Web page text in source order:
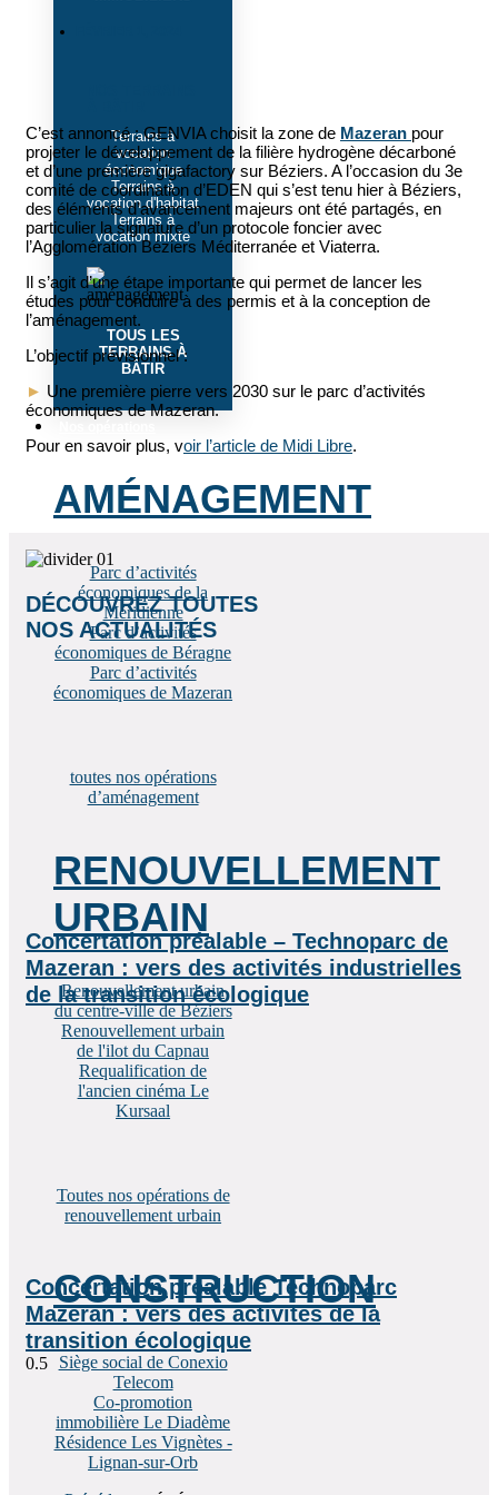
Terrains à
vocation
économique
Terrains à
vocation d'habitat
Terrains à
vocation mixte
TOUS LES
TERRAINS À
BÂTIR
AMÉNAGEMENT
Parc d’activités
économiques de la
Méridienne
Parc d’activités
économiques de Béragne
Parc d’activités
économiques de Mazeran
toutes nos opérations
d’aménagement
RENOUVELLEMENT
URBAIN
Renouvellement urbain
du centre-ville de Béziers
Renouvellement urbain
de l'ilot du Capnau
Requalification de
l'ancien cinéma Le
Kursaal
Toutes nos opérations de
renouvellement urbain
CONSTRUCTION
Siège social de Conexio
Telecom
Co-promotion
immobilière Le Diadème
Résidence Les Vignètes -
Lignan-sur-Orb
C’est annoncé : GENVIA choisit la zone de Mazeran pour
projeter le développement de la filière hydrogène décarboné
et d’une première gigafactory sur Béziers. A l’occasion du 3e
comité de coordination d’EDEN qui s’est tenu hier à Béziers,
des éléments d’avancement majeurs ont été partagés, en
particulier la signature d’un protocole foncier avec
l’Agglomération Béziers Méditerranée et Viaterra.
Il s’agit d’une étape importante qui permet de lancer les
études pour conduire à des permis et à la conception de
l’aménagement.
L’objectif prévisionnel :
► Une première pierre vers 2030 sur le parc d’activités
économiques de Mazeran.
Pour en savoir plus, voir l’article de Midi Libre.
DÉCOUVREZ TOUTES
NOS ACTUALITÉS
Concertation préalable – Technoparc de
Mazeran : vers des activités industrielles
de la transition écologique
Concertation préalable Technoparc
Mazeran : vers des activités de la
transition écologique